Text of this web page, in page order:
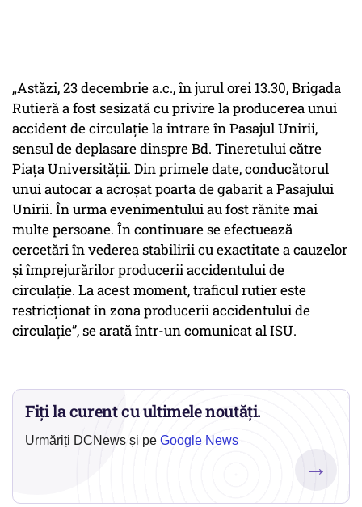
„Astăzi, 23 decembrie a.c., în jurul orei 13.30, Brigada
Rutieră a fost sesizată cu privire la producerea unui
accident de circulație la intrare în Pasajul Unirii,
sensul de deplasare dinspre Bd. Tineretului către
Piața Universității. Din primele date, conducătorul
unui autocar a acroșat poarta de gabarit a Pasajului
Unirii. În urma evenimentului au fost rănite mai
multe persoane. În continuare se efectuează
cercetări în vederea stabilirii cu exactitate a cauzelor
și împrejurărilor producerii accidentului de
circulație. La acest moment, traficul rutier este
restricționat în zona producerii accidentului de
circulație”, se arată într-un comunicat al ISU.
Fiți la curent cu ultimele noutăți.
Urmăriți DCNews și pe Google News
→